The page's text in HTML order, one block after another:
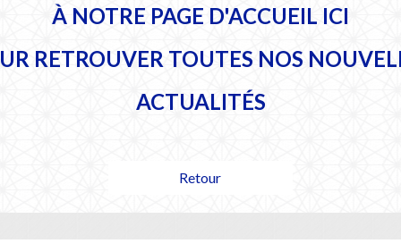
À NOTRE PAGE D'ACCUEIL ICI
RETROUVER TOUTES NOS
ACTUALITÉS
Retour